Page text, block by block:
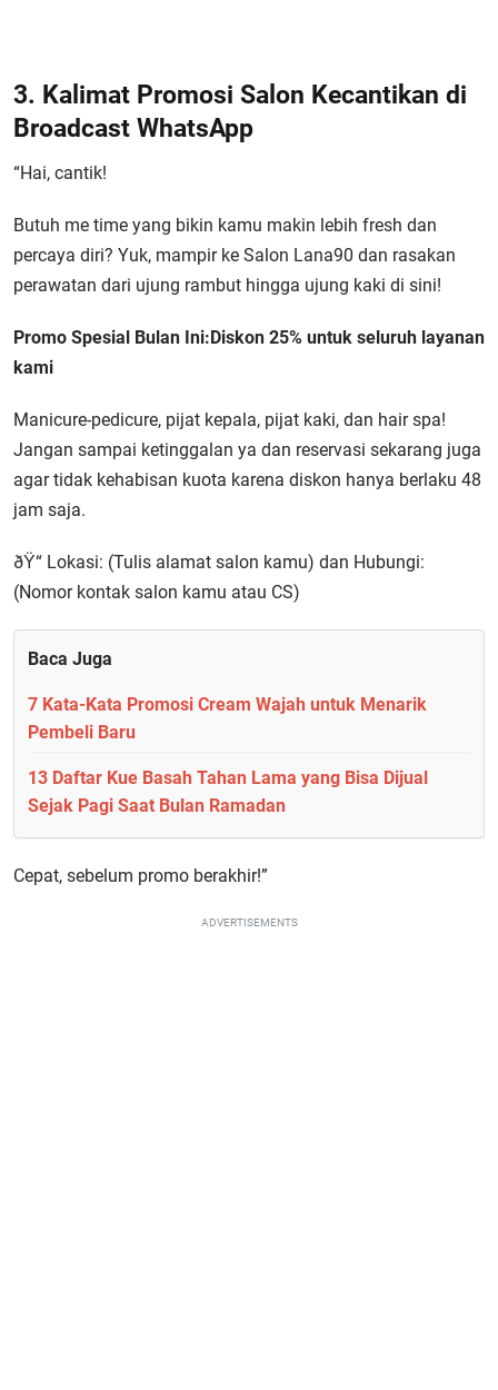
3. Kalimat Promosi Salon Kecantikan di
Broadcast WhatsApp
“Hai, cantik!
Butuh me time yang bikin kamu makin lebih fresh dan
percaya diri? Yuk, mampir ke Salon Lana90 dan rasakan
perawatan dari ujung rambut hingga ujung kaki di sini!
Promo Spesial Bulan Ini:Diskon 25% untuk seluruh layanan
kami
Manicure-pedicure, pijat kepala, pijat kaki, dan hair spa!
Jangan sampai ketinggalan ya dan reservasi sekarang juga
agar tidak kehabisan kuota karena diskon hanya berlaku 48
jam saja.
ðŸ“ Lokasi: (Tulis alamat salon kamu) dan Hubungi:
(Nomor kontak salon kamu atau CS)
Baca Juga
7 Kata-Kata Promosi Cream Wajah untuk Menarik
Pembeli Baru
13 Daftar Kue Basah Tahan Lama yang Bisa Dijual
Sejak Pagi Saat Bulan Ramadan
Cepat, sebelum promo berakhir!”
ADVERTISEMENTS